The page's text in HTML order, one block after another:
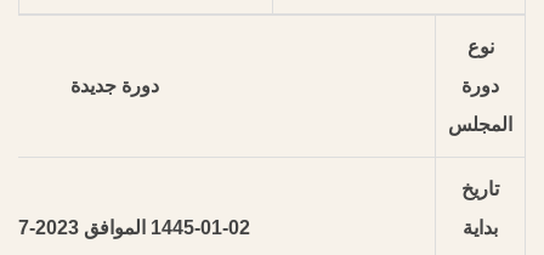
نوع
دورة
المجلس
دورة جديدة
تاريخ
بداية
1445-01-02 الموافق 2023-07-20